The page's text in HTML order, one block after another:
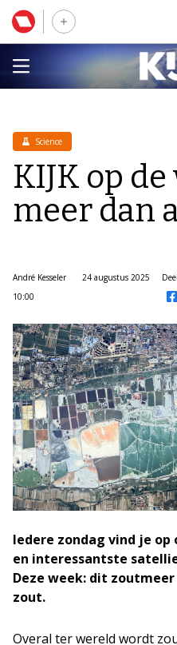
Science
KIJK op
meer dan
André Kesseler
24 augustus 2025
10:00
Iedere zondag vind je
en interessantste
Deze week: dit
zout.
Overal ter wereld wordt